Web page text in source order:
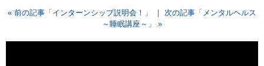
« 前の記事「インターンシップ説明会！」 ｜ 次の記事「メンタルヘルス
～睡眠講座～」 »